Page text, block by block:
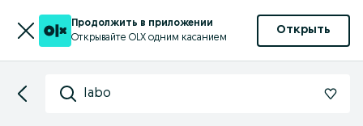
Продолжить в приложении
Открывайте OLX одним касанием
Открыть
labo